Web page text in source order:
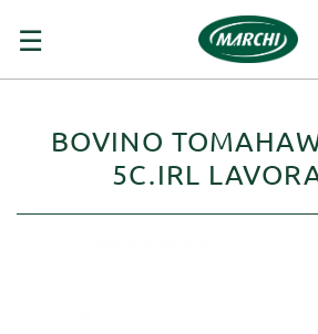
navigazione
☰
BOVINO
5C.IRL